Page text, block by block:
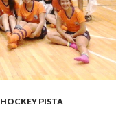
HOCKEY PISTA